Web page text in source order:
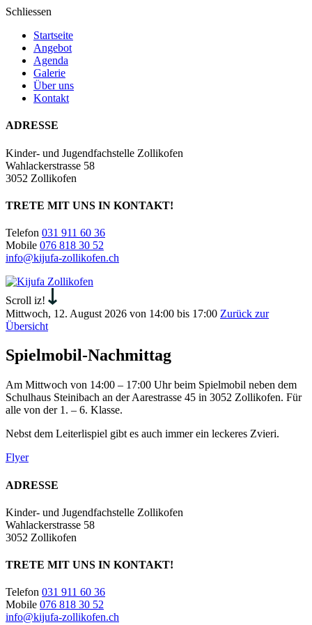
Schliessen
Startseite
Angebot
Agenda
Galerie
Über uns
Kontakt
ADRESSE
Kinder- und Jugendfachstelle Zollikofen
Wahlackerstrasse 58
3052 Zollikofen
TRETE MIT UNS IN KONTAKT!
Telefon 031 911 60 36
Mobile 076 818 30 52
info@kijufa-zollikofen.ch
Scroll iz!
Mittwoch, 12. August 2026 von 14:00 bis 17:00 Zurück zur
Übersicht
Spielmobil-Nachmittag
Am Mittwoch von 14:00 – 17:00 Uhr beim Spielmobil neben dem
Schulhaus Steinibach an der Aarestrasse 45 in 3052 Zollikofen. Für
alle von der 1. – 6. Klasse.
Nebst dem Leiterlispiel gibt es auch immer ein leckeres Zvieri.
Flyer
ADRESSE
Kinder- und Jugendfachstelle Zollikofen
Wahlackerstrasse 58
3052 Zollikofen
TRETE MIT UNS IN KONTAKT!
Telefon 031 911 60 36
Mobile 076 818 30 52
info@kijufa-zollikofen.ch